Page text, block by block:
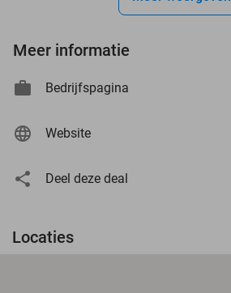
Meer informatie
Bedrijfspagina
Website
Deel deze deal
Locaties